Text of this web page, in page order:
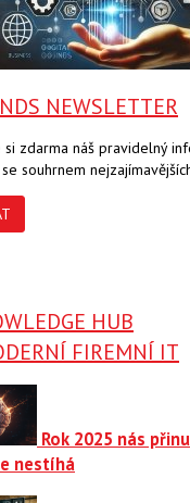
NEWSLETTER
zdarma náš pravidelný
souhrnem
HUB
FIREMNÍ IT
Rok 2025 nás
nestíhá